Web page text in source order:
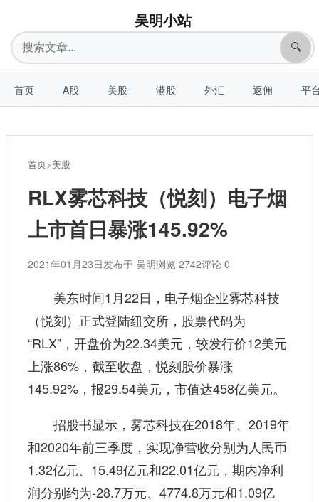
吴明小站
搜
索
🔍
首页 A股 美股 港股 外汇 返佣 平
首页>美股
RLX雾芯科技（悦刻）电子烟
上市首日暴涨145.92%
2021年01月23日发布于 吴明浏览 2742评论 0
美东时间1月22日，电子烟企业雾芯科技
（悦刻）正式登陆纽交所，股票代码为
“RLX”，开盘价为22.34美元，较发行价12美元
上涨86%，截至收盘，悦刻股价暴涨
145.92%，报29.54美元，市值达458亿美元。
招股书显示，雾芯科技在2018年、2019年
和2020年前三季度，实现净营收分别为人民币
1.32亿元、15.49亿元和22.01亿元，期内净利
润分别约为-28.7万元、4774.8万元和1.09亿